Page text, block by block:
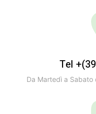
Tel
Da Martedì a Sabato